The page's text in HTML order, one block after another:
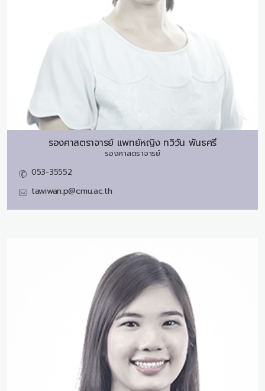
รองศาสตราจารย์ แพทย์หญิง ทวิวัน พันธศรี
รองศาสตราจารย์
053-35552
tawiwan.p@cmu.ac.th